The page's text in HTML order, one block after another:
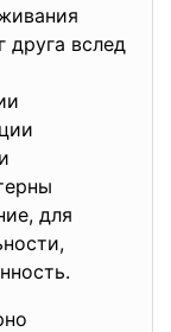
друга вслед
для